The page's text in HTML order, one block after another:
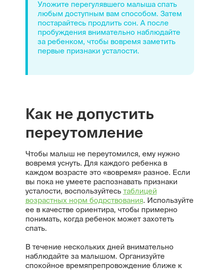
Уложите перегулявшего малыша спать
любым доступным вам способом. Затем
постарайтесь продлить сон. А после
пробуждения внимательно наблюдайте
за ребенком, чтобы вовремя заметить
первые признаки усталости.
Как не допустить
переутомление
Чтобы малыш не переутомился, ему нужно
вовремя уснуть. Для каждого ребенка в
каждом возрасте это «вовремя» разное. Если
вы пока не умеете распознавать признаки
усталости, воспользуйтесь таблицей
возрастных норм бодрствования. Используйте
ее в качестве ориентира, чтобы примерно
понимать, когда ребенок может захотеть
спать.
В течение нескольких дней внимательно
наблюдайте за малышом. Организуйте
спокойное времяпрепровождение ближе к